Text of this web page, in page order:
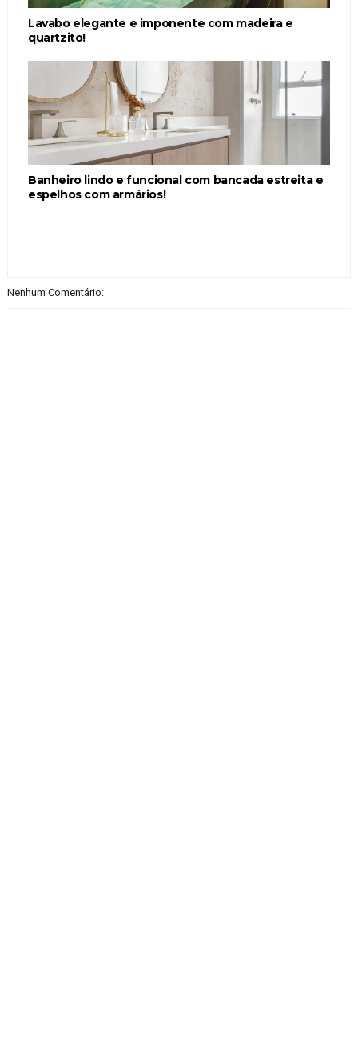
Lavabo elegante e imponente com madeira e
quartzito!
Banheiro lindo e funcional com bancada estreita e
espelhos com armários!
Nenhum Comentário: